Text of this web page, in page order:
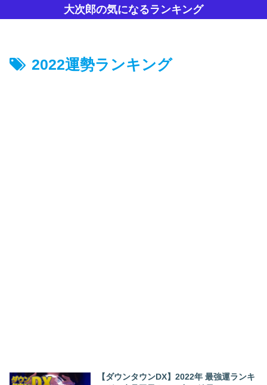
大次郎の気になるランキング
2022運勢ランキング
【ダウンタウンDX】2022年 最強運ランキ